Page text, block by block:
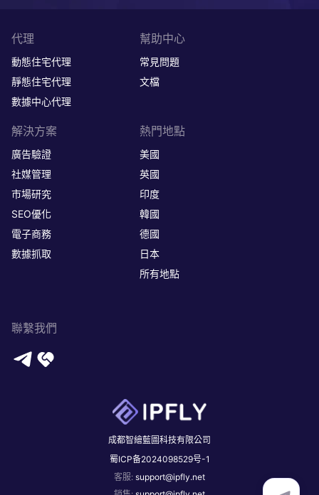
聯繫我們
成都智繪藍圖科技有限公司
蜀ICP备2024098529号-1
客服: support@ipfly.net
代理
動態住宅代理
靜態住宅代理
數據中心代理
幫助中心
常見問題
文檔
解決方案
廣告驗證
社媒管理
市場研究
SEO優化
電子商務
數據抓取
熱門地點
美國
英國
印度
韓國
德國
日本
所有地點